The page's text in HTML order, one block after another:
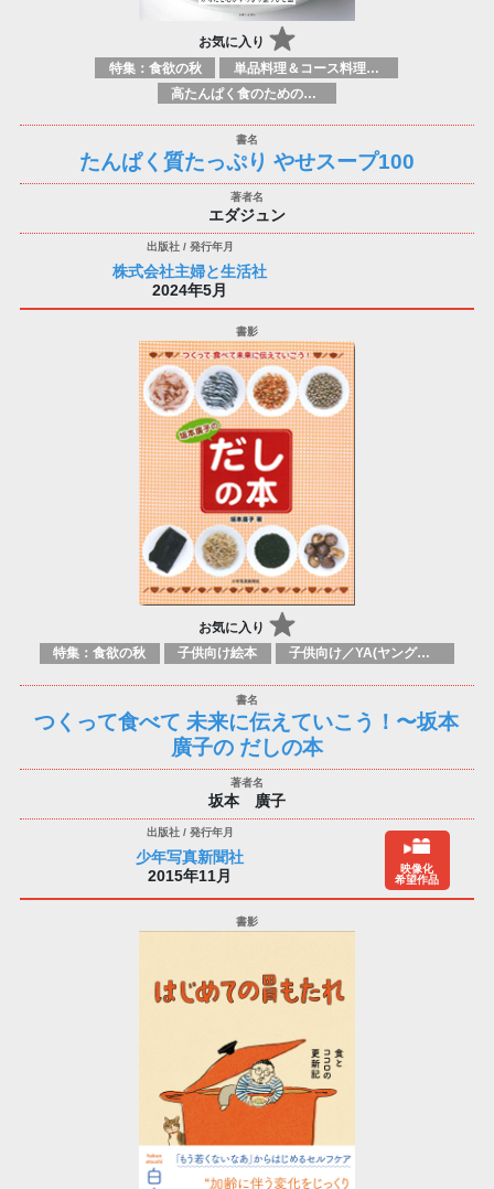
お気に入り
特集：食欲の秋
単品料理＆コース料理：スープ&前菜
高たんぱく食のための料理／食品
たんぱく質たっぷり やせスープ100
エダジュン
株式会社主婦と生活社
2024年5月
お気に入り
特集：食欲の秋 子供向け絵本 子供向け／YA(ヤングアダルト)向け一般：料理&食品
つくって食べて 未来に伝えていこう！〜坂本
廣子の だしの本
坂本 廣子
少年写真新聞社
2015年11月
映像化
希望作品